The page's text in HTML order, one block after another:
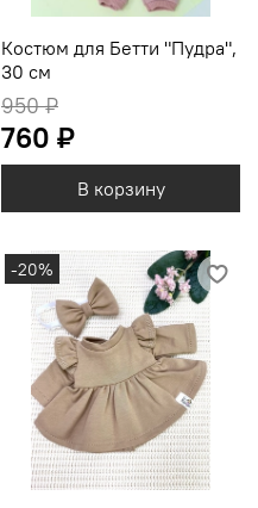
Костюм для Бетти "Пудра",
30 см
950 ₽
760 ₽
В корзину
-20%